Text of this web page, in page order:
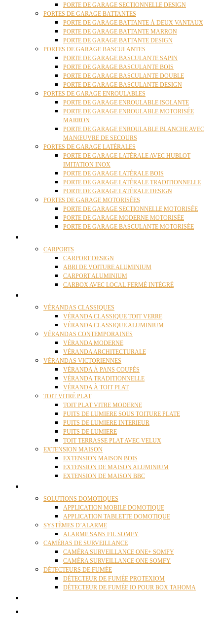
PORTE DE GARAGE SECTIONNELLE DESIGN
PORTES DE GARAGE BATTANTES
PORTE DE GARAGE BATTANTE À DEUX VANTAUX
PORTE DE GARAGE BATTANTE MARRON
PORTE DE GARAGE BATTANTE DESIGN
PORTES DE GARAGE BASCULANTES
PORTE DE GARAGE BASCULANTE SAPIN
PORTE DE GARAGE BASCULANTE BOIS
PORTE DE GARAGE BASCULANTE DOUBLE
PORTE DE GARAGE BASCULANTE DESIGN
PORTES DE GARAGE ENROULABLES
PORTE DE GARAGE ENROULABLE ISOLANTE
PORTE DE GARAGE ENROULABLE MOTORISÉE
MARRON
PORTE DE GARAGE ENROULABLE BLANCHE AVEC
MANŒUVRE DE SECOURS
PORTES DE GARAGE LATÉRALES
PORTE DE GARAGE LATÉRALE AVEC HUBLOT
IMITATION INOX
PORTE DE GARAGE LATÉRALE BOIS
PORTE DE GARAGE LATÉRALE TRADITIONNELLE
PORTE DE GARAGE LATÉRALE DESIGN
PORTES DE GARAGE MOTORISÉES
PORTE DE GARAGE SECTIONNELLE MOTORISÉE
PORTE DE GARAGE MODERNE MOTORISÉE
PORTE DE GARAGE BASCULANTE MOTORISÉE
CARPORTS
CARPORT DESIGN
ABRI DE VOITURE ALUMINIUM
CARPORT ALUMINIUM
CARBOX AVEC LOCAL FERMÉ INTÉGRÉ
VÉRANDAS CLASSIQUES
VÉRANDA CLASSIQUE TOIT VERRE
VÉRANDA CLASSIQUE ALUMINIUM
VÉRANDAS CONTEMPORAINES
VÉRANDA MODERNE
VÉRANDA ARCHITECTURALE
VÉRANDAS VICTORIENNES
VÉRANDA À PANS COUPÉS
VÉRANDA TRADITIONNELLE
VÉRANDA À TOIT PLAT
TOIT VITRÉ PLAT
TOIT PLAT VITRE MODERNE
PUITS DE LUMIERE SOUS TOITURE PLATE
PUITS DE LUMIERE INTERIEUR
PUITS DE LUMIERE
TOIT TERRASSE PLAT AVEC VELUX
EXTENSION MAISON
EXTENSION MAISON BOIS
EXTENSION DE MAISON ALUMINIUM
EXTENSION DE MAISON BBC
SOLUTIONS DOMOTIQUES
APPLICATION MOBILE DOMOTIQUE
APPLICATION TABLETTE DOMOTIQUE
SYSTÈMES D’ALARME
ALARME SANS FIL SOMFY
CAMÉRAS DE SURVEILLANCE
CAMÉRA SURVEILLANCE ONE+ SOMFY
CAMÉRA SURVEILLANCE ONE SOMFY
DÉTECTEURS DE FUMÉE
DÉTECTEUR DE FUMÉE PROTEXIOM
DÉTECTEUR DE FUMÉE IO POUR BOX TAHOMA